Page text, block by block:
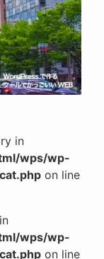
in
wps/wp-
on line
wps/wp-
on line